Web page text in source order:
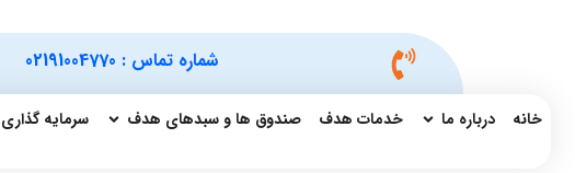
شماره تماس : 02191004770
خانه درباره ما خدمات هدف صندوق ها و سبدهای هدف سرمایه گذاری